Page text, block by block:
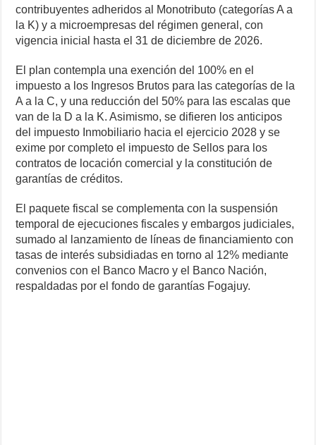
contribuyentes adheridos al Monotributo (categorías A a
la K) y a microempresas del régimen general, con
vigencia inicial hasta el 31 de diciembre de 2026.
El plan contempla una exención del 100% en el
impuesto a los Ingresos Brutos para las categorías de la
A a la C, y una reducción del 50% para las escalas que
van de la D a la K. Asimismo, se difieren los anticipos
del impuesto Inmobiliario hacia el ejercicio 2028 y se
exime por completo el impuesto de Sellos para los
contratos de locación comercial y la constitución de
garantías de créditos.
El paquete fiscal se complementa con la suspensión
temporal de ejecuciones fiscales y embargos judiciales,
sumado al lanzamiento de líneas de financiamiento con
tasas de interés subsidiadas en torno al 12% mediante
convenios con el Banco Macro y el Banco Nación,
respaldadas por el fondo de garantías Fogajuy.